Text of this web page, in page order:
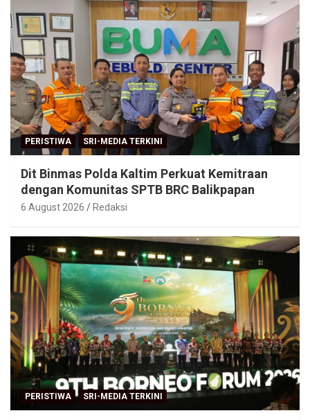
PERISTIWA SRI-MEDIA TERKINI
Dit Binmas Polda Kaltim Perkuat Kemitraan
dengan Komunitas SPTB BRC Balikpapan
6 August 2026 Redaksi
PERISTIWA SRI-MEDIA TERKINI